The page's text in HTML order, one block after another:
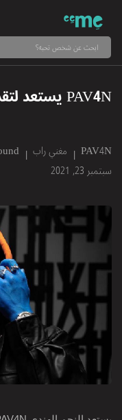
PAV4N مغني راب
سبتمبر 23, 2021